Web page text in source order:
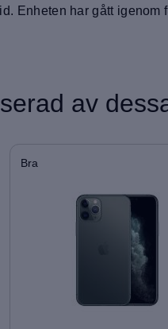
Enheten har gått igenom
av
Bra